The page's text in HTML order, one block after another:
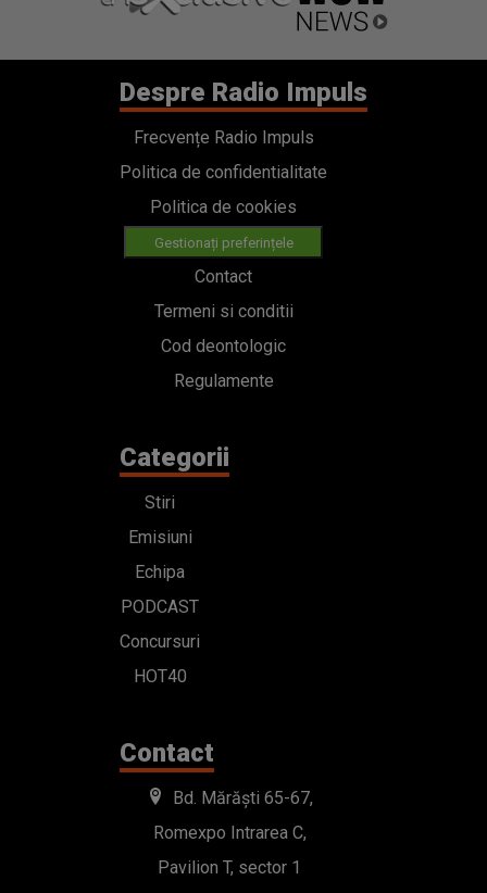
Despre Radio Impuls
Frecvențe Radio Impuls
Politica de confidentialitate
Politica de cookies
Gestionați preferințele
Contact
Termeni si conditii
Cod deontologic
Regulamente
Categorii
Stiri
Emisiuni
Echipa
PODCAST
Concursuri
HOT40
Contact
Bd. Mărăști 65-67,
Romexpo Intrarea C,
Pavilion T, sector 1